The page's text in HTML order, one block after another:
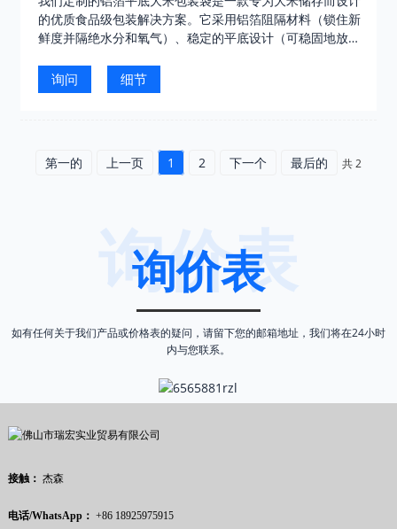
的优质食品级包装解决方案。它采用铝箔阻隔材料（锁住新
鲜度并隔绝水分和氧气）、稳定的平底设计（可稳固地放置
稻田图案……
询问 细节
第一的 上一页 1 2 下一个 最后的 共 2
询价表
询价表
如有任何关于我们产品或价格表的疑问，请留下您的邮箱地址，我们将在24小时
内与您联系。
接触： 杰森
电话/WhatsApp： +86 18925975915